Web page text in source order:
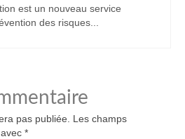
est un nouveau service
des risques...
pas publiée.
Les champs
*